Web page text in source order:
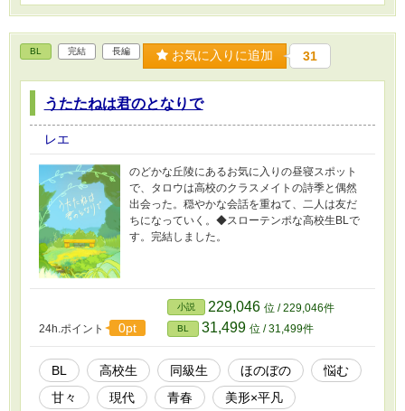
BL 完結 長編 お気に入りに追加 31
うたたねは君のとなりで
レエ
のどかな丘陵にあるお気に入りの昼寝スポット
で、タロウは高校のクラスメイトの詩季と偶然
出会った。穏やかな会話を重ねて、二人は友だ
ちになっていく。◆スローテンポな高校生BLで
す。完結しました。
24h.ポイント 0pt
小説 229,046 位 / 229,046件
BL 31,499 位 / 31,499件
BL 高校生 同級生 ほのぼの
悩む
甘々
現代 青春 美形×平凡